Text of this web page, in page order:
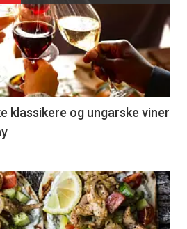
klassikere og ungarske viner